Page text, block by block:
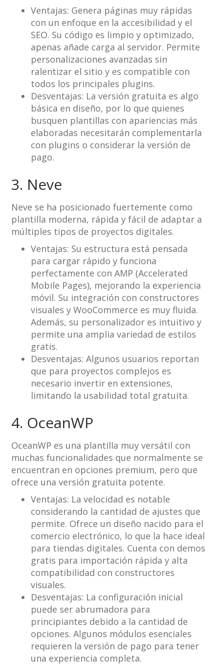
Ventajas: Genera páginas muy rápidas
con un enfoque en la accesibilidad y el
SEO. Su código es limpio y optimizado,
apenas añade carga al servidor. Permite
personalizaciones avanzadas sin
ralentizar el sitio y es compatible con
todos los principales plugins.
Desventajas: La versión gratuita es algo
básica en diseño, por lo que quienes
busquen plantillas con apariencias más
elaboradas necesitarán complementarla
con plugins o considerar la versión de
pago.
3. Neve
Neve se ha posicionado fuertemente como
plantilla moderna, rápida y fácil de adaptar a
múltiples tipos de proyectos digitales.
Ventajas: Su estructura está pensada
para cargar rápido y funciona
perfectamente con AMP (Accelerated
Mobile Pages), mejorando la experiencia
móvil. Su integración con constructores
visuales y WooCommerce es muy fluida.
Además, su personalizador es intuitivo y
permite una amplia variedad de estilos
gratis.
Desventajas: Algunos usuarios reportan
que para proyectos complejos es
necesario invertir en extensiones,
limitando la usabilidad total gratuita.
4. OceanWP
OceanWP es una plantilla muy versátil con
muchas funcionalidades que normalmente se
encuentran en opciones premium, pero que
ofrece una versión gratuita potente.
Ventajas: La velocidad es notable
considerando la cantidad de ajustes que
permite. Ofrece un diseño nacido para el
comercio electrónico, lo que la hace ideal
para tiendas digitales. Cuenta con demos
gratis para importación rápida y alta
compatibilidad con constructores
visuales.
Desventajas: La configuración inicial
puede ser abrumadora para
principiantes debido a la cantidad de
opciones. Algunos módulos esenciales
requieren la versión de pago para tener
una experiencia completa.